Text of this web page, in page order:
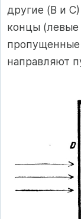
другие (В и
концы (левые
пропущенные
направляют